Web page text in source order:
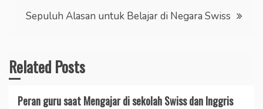
Sepuluh Alasan untuk Belajar di Negara Swiss
Related Posts
Peran guru saat Mengajar di sekolah Swiss dan Inggris